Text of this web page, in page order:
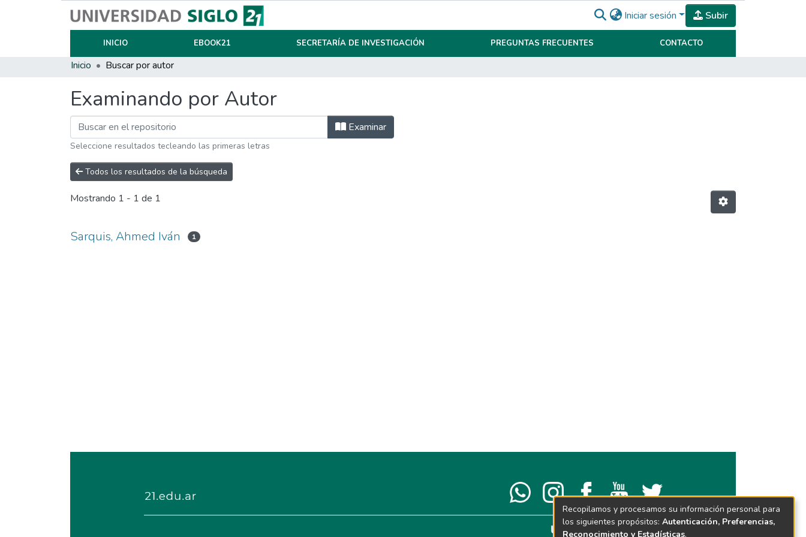
Iniciar sesión Subir
INICIO EBOOK21 SECRETARÍA DE INVESTIGACIÓN PREGUNTAS FRECUENTES CONTACTO
Inicio Buscar por autor
Examinando por Autor
Examinar
Seleccione resultados tecleando las primeras letras
Todos los resultados de la búsqueda
Mostrando 1 - 1 de 1
Sarquis, Ahmed Iván 1
Recopilamos y procesamos su información personal para
los siguientes propósitos: Autenticación, Preferencias,
Reconocimiento y Estadísticas.